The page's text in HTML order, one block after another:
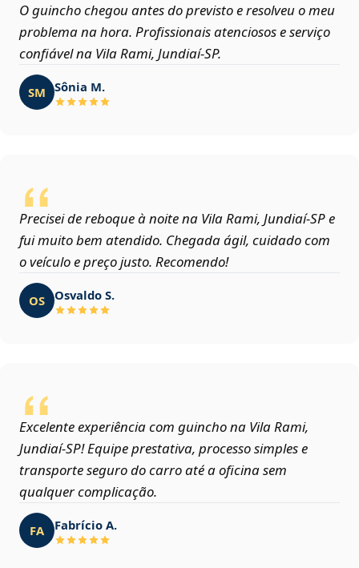
O guincho chegou antes do previsto e resolveu o meu
problema na hora. Profissionais atenciosos e serviço
confiável na Vila Rami, Jundiaí‑SP.
SM Sônia M.
Precisei de reboque à noite na Vila Rami, Jundiaí‑SP e
fui muito bem atendido. Chegada ágil, cuidado com
o veículo e preço justo. Recomendo!
OS Osvaldo S.
Excelente experiência com guincho na Vila Rami,
Jundiaí‑SP! Equipe prestativa, processo simples e
transporte seguro do carro até a oficina sem
qualquer complicação.
FA Fabrício A.